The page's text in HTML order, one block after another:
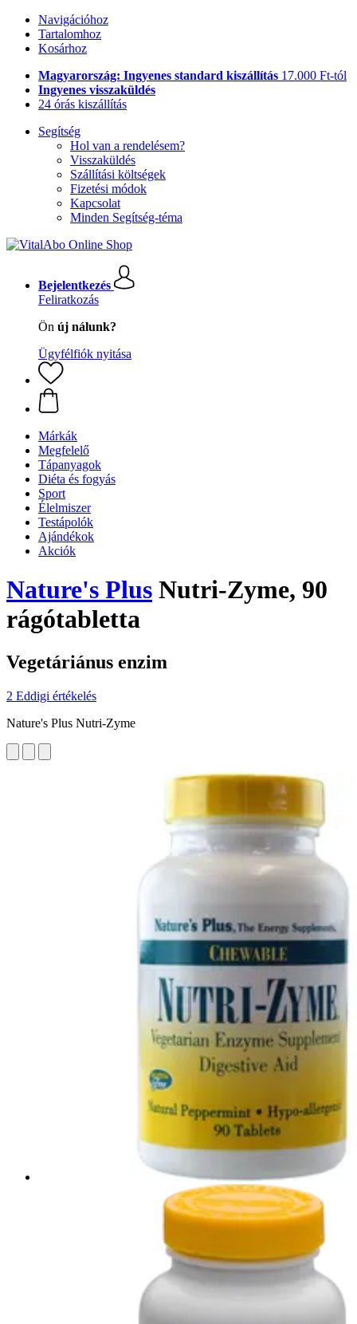
Navigációhoz
Tartalomhoz
Kosárhoz
Magyarország: Ingyenes standard kiszállítás 17.000 Ft-tól
Ingyenes visszaküldés
24 órás kiszállítás
Segítség
Hol van a rendelésem?
Visszaküldés
Szállítási költségek
Fizetési módok
Kapcsolat
Minden Segítség-téma
Bejelentkezés
Feliratkozás
Ön új nálunk?
Ügyfélfiók nyitása
Márkák
Megfelelő
Tápanyagok
Diéta és fogyás
Sport
Élelmiszer
Testápolók
Ajándékok
Akciók
Nature's Plus Nutri-Zyme, 90
rágótabletta
Vegetáriánus enzim
2 Eddigi értékelés
Nature's Plus Nutri-Zyme